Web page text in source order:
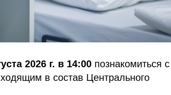
2026 г. в 14:00 познакомиться с
в состав Центрального